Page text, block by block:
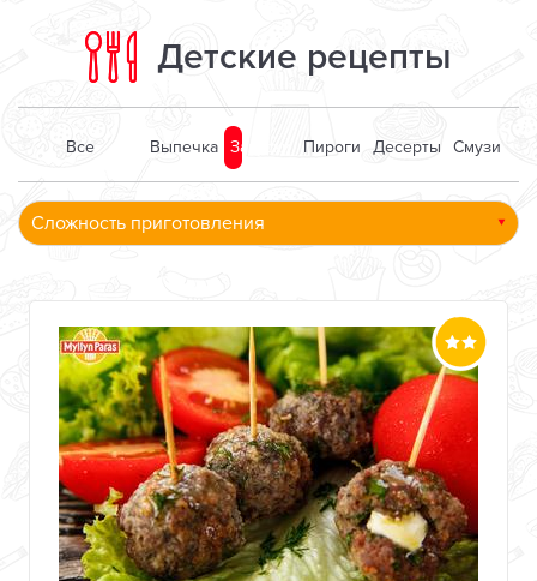
Детские рецепты
Все Выпечка Закуски Пироги Десерты Смузи
Сложность приготовления